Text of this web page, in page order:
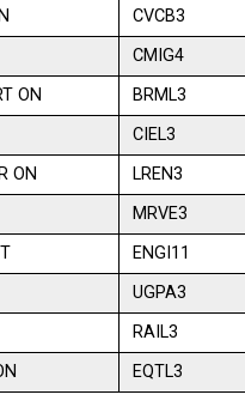
CVCB3
CMIG4
ON BRML3
CIEL3
ON LREN3
MRVE3
ENGI11
UGPA3
RAIL3
EQTL3